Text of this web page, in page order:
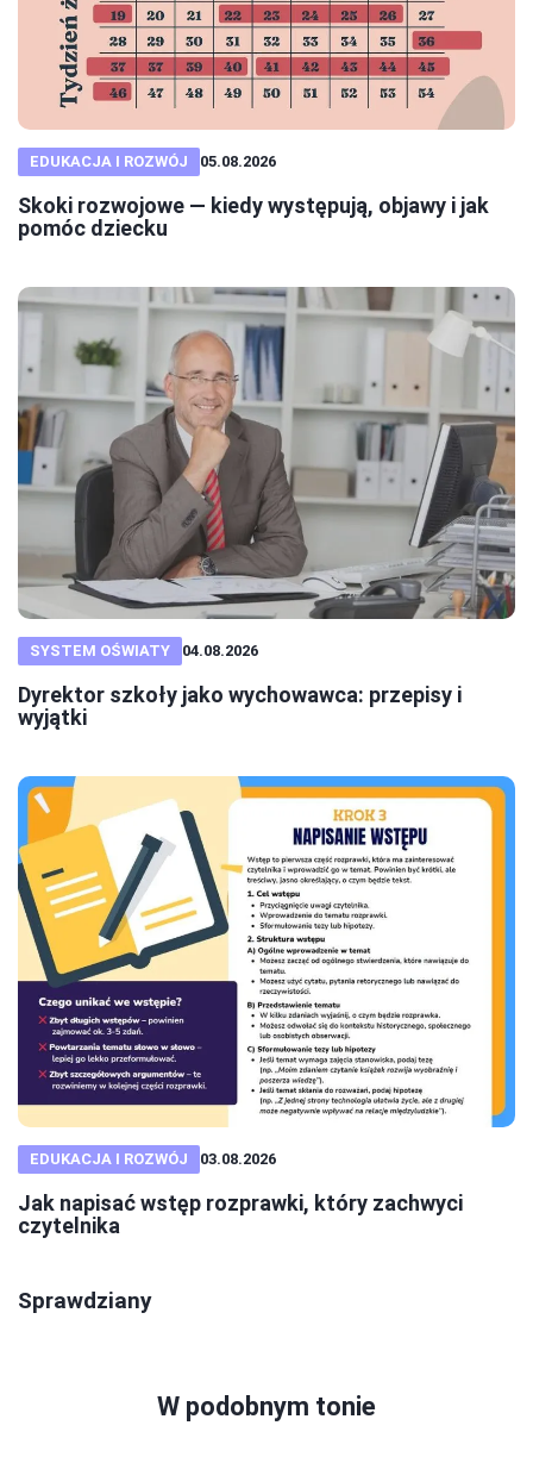
EDUKACJA I ROZWÓJ 05.08.2026
Skoki rozwojowe — kiedy występują, objawy i jak
pomóc dziecku
SYSTEM OŚWIATY 04.08.2026
Dyrektor szkoły jako wychowawca: przepisy i
wyjątki
EDUKACJA I ROZWÓJ 03.08.2026
Jak napisać wstęp rozprawki, który zachwyci
czytelnika
Sprawdziany
W podobnym tonie